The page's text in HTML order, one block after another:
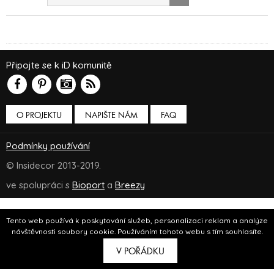
Tento web používá k poskytování služeb, personalizaci reklam a analýze
návštěvnosti soubory cookie. Používáním tohoto webu s tím souhlasíte.
V POŘÁDKU
O PROJEKTU NAPIŠTE NÁM
Připojte se k iD komunitě
FAQ
Podmínky používání
© Insidecor 2013-2019.
ve spolupráci s Bioport a Breezy